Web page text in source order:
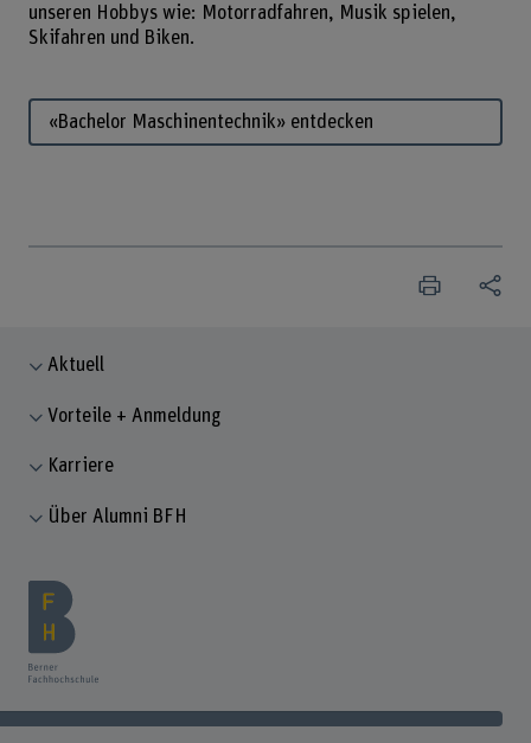
unseren Hobbys wie: Motorradfahren, Musik spielen,
Skifahren und Biken.
«Bachelor Maschinentechnik» entdecken
Aktuell
Vorteile + Anmeldung
Karriere
Über Alumni BFH